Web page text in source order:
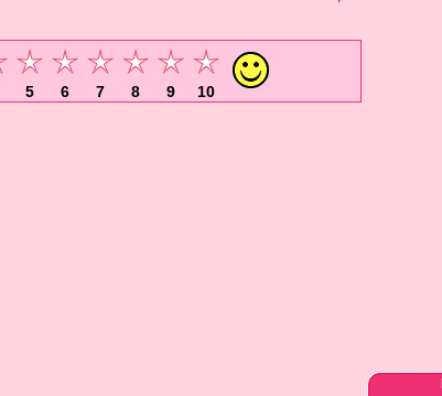
5 6 7 8 9 10